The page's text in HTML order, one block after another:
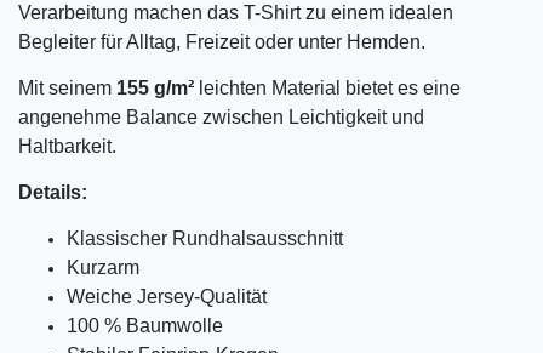
Verarbeitung machen das T-Shirt zu einem idealen
Begleiter für Alltag, Freizeit oder unter Hemden.
Mit seinem 155 g/m² leichten Material bietet es eine
angenehme Balance zwischen Leichtigkeit und
Haltbarkeit.
Details:
Klassischer Rundhalsausschnitt
Kurzarm
Weiche Jersey-Qualität
100 % Baumwolle